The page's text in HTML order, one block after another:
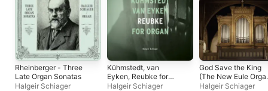
Rheinberger - Three
Late Organ Sonatas
Halgeir Schiager
Kühmstedt, van
Eyken, Reubke for
Organ
Halgeir Schiager
God Save the King
(The New Eule
in Sofienberg
Halgeir Schiager